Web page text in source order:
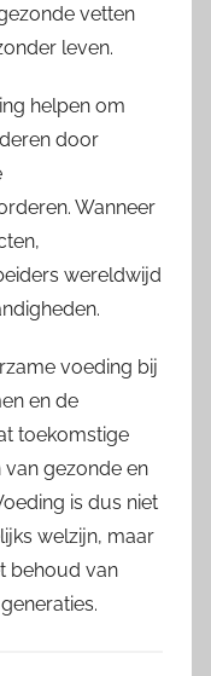
vetten
leven.
helpen om
door
Wanneer
wereldwijd
voeding bij
en de
toekomstige
van gezonde en
is dus niet
welzijn, maar
behoud van